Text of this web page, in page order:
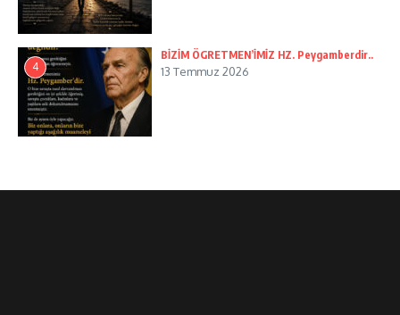
4
BİZİM ÖGRETMEN’İMİZ HZ. Peygamberdir..
13 Temmuz 2026